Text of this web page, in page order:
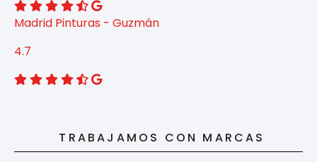
Madrid Pinturas - Guzmán
4.7
TRABAJAMOS CON MARCAS